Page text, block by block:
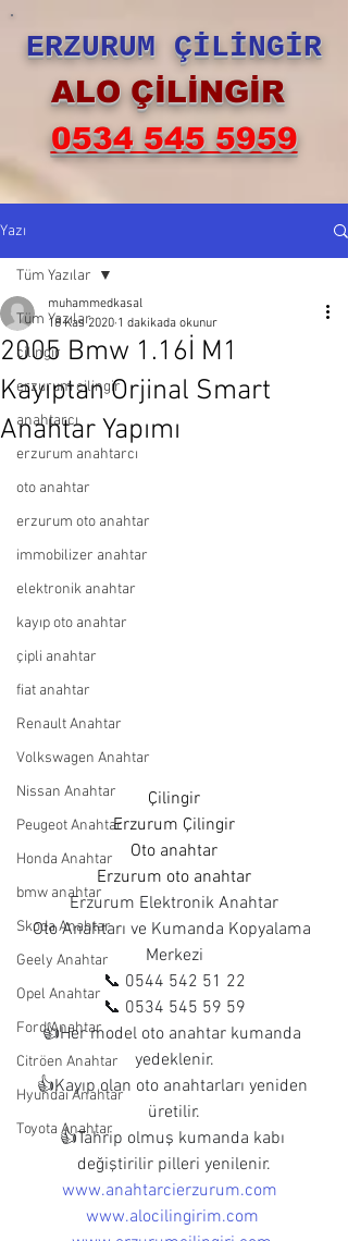
ALO ÇİLİNGİR
ERZURUM ÇİLİNGİR
0534 545 5959
Yazı
Tüm Yazılar
çilingir
erzurum çilingir
anahtarcı
erzurum anahtarcı
oto anahtar
erzurum oto anahtar
immobilizer anahtar
elektronik anahtar
kayıp oto anahtar
çipli anahtar
fiat anahtar
Renault Anahtar
Volkswagen Anahtar
Nissan Anahtar
Peugeot Anahtar
Honda Anahtar
bmw anahtar
Skoda Anahtar
Geely Anahtar
Opel Anahtar
Ford Anahtar
Citröen Anahtar
Hyundai Anahtar
Toyota Anahtar
Tüm Yazılar
2005 Bmw 1.16İ M1
Kayıptan Orjinal Smart
Anahtar Yapımı
muhammedkasal
18 Kas 2020 1 dakikada okunur
Çilingir
Erzurum Çilingir
Oto anahtar
Erzurum oto anahtar
Erzurum Elektronik Anahtar
Oto Anahtarı ve Kumanda Kopyalama
Merkezi
📞 0544 542 51 22
📞 0534 545 59 59
👍Her model oto anahtar kumanda
yedeklenir.
👍Kayıp olan oto anahtarları yeniden
üretilir.
👍Tahrip olmuş kumanda kabı
değiştirilir pilleri yenilenir.
www.anahtarcierzurum.com
www.alocilingirim.com